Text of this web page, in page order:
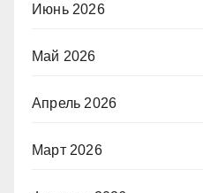
Июнь 2026
Май 2026
Апрель 2026
Март 2026